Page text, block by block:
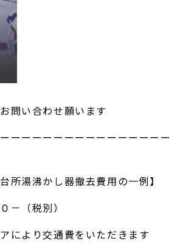
問い合わせ願います
ーーーーーーーーーーーーーーー
所湯沸かし器撤去費用の一例】
－（税別）
により交通費をいただきます